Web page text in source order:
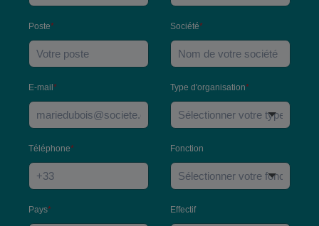
Poste* Société*
E-mail * Type d'organisation*
Téléphone* Fonction
Pays* Effectif